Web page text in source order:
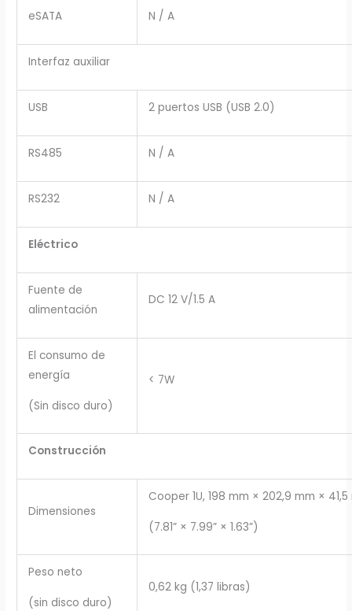
eSATA N / A
Interfaz auxiliar
USB 2 puertos USB (USB 2.0)
RS485 N / A
RS232 N / A
Eléctrico
Fuente de
alimentación
DC 12 V/1.5 A
El consumo de
energía
(Sin disco duro)
< 7W
Construcción
Dimensiones
Cooper 1U, 198 mm × 202,9 mm ×
(7.81” × 7.99” × 1.63”)
Peso neto
(sin disco duro)
0,62 kg (1,37 libras)